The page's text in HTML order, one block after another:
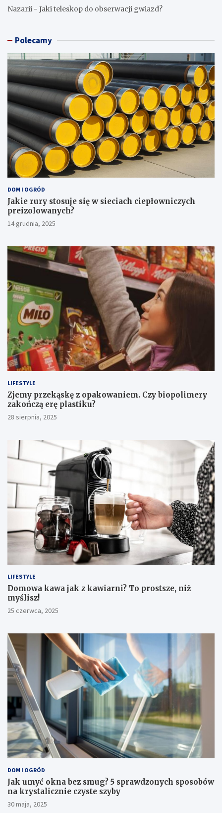
Nazarii - Jaki teleskop do obserwacji gwiazd?
Polecamy
DOM I OGRÓD
Jakie rury stosuje się w sieciach ciepłowniczych
preizolowanych?
14 grudnia, 2025
LIFESTYLE
Zjemy przekąskę z opakowaniem. Czy biopolimery
zakończą erę plastiku?
28 sierpnia, 2025
LIFESTYLE
​Domowa kawa jak z kawiarni? To prostsze, niż
myślisz!
25 czerwca, 2025
DOM I OGRÓD
Jak umyć okna bez smug? 5 sprawdzonych sposobów
na krystalicznie czyste szyby
30 maja, 2025